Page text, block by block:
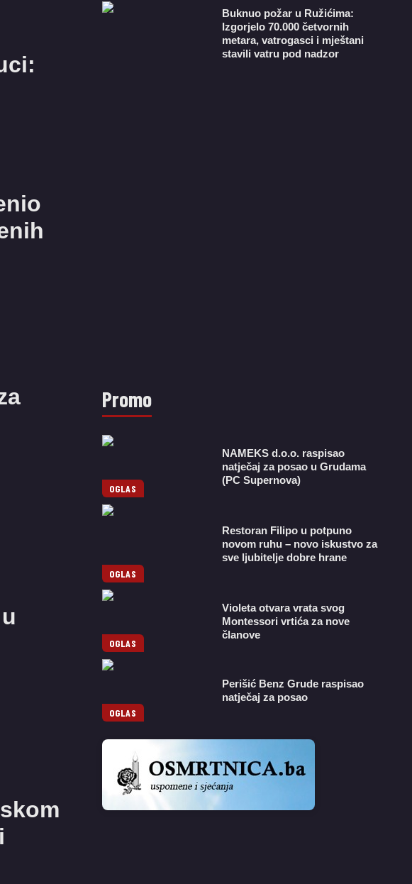
Buknuo požar u Ružićima:
Izgorjelo 70.000 četvornih
metara, vatrogasci i mještani
stavili vatru pod nadzor
Promo
OGLAS
NAMEKS d.o.o. raspisao
natječaj za posao u Grudama
(PC Supernova)
OGLAS
Restoran Filipo u potpuno
novom ruhu – novo iskustvo za
sve ljubitelje dobre hrane
OGLAS
Violeta otvara vrata svog
Montessori vrtića za nove
članove
OGLAS
Perišić Benz Grude raspisao
natječaj za posao